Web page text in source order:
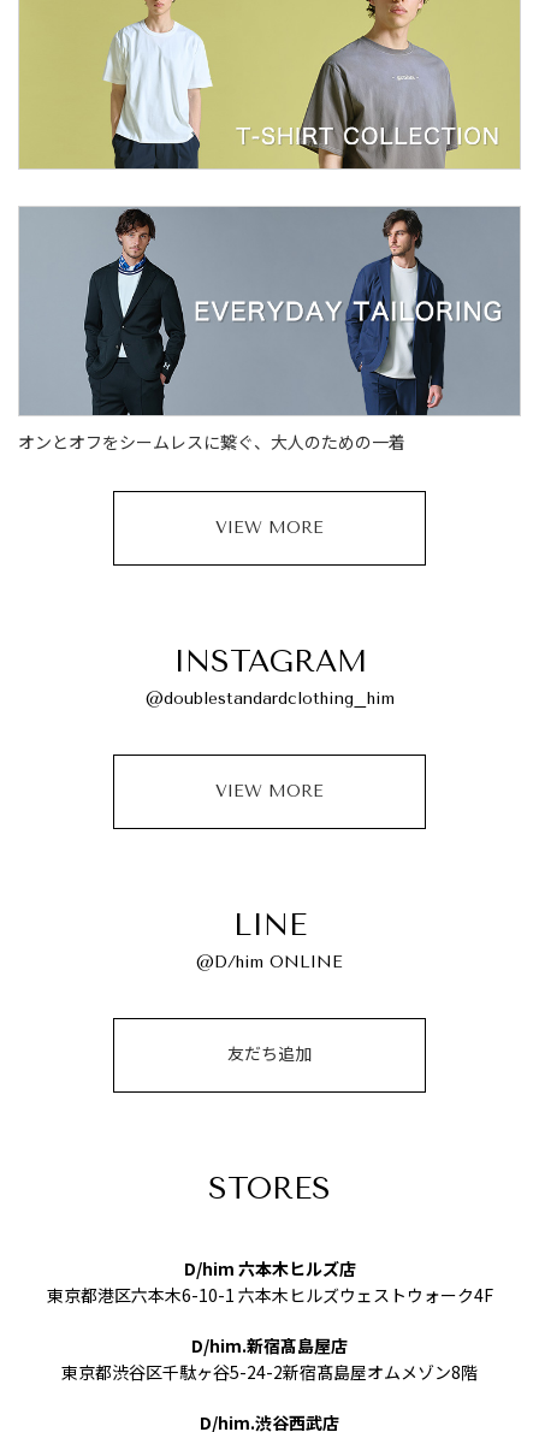
オンとオフをシームレスに繋ぐ、大人のための一着
VIEW MORE
INSTAGRAM
@doublestandardclothing_him
VIEW MORE
LINE
@D/him ONLINE
友だち追加
STORES
D/him 六本木ヒルズ店
東京都港区六本木6-10-1 六本木ヒルズウェストウォーク4F
D/him.新宿髙島屋店
東京都渋谷区千駄ヶ谷5-24-2新宿髙島屋オムメゾン8階
D/him.渋谷西武店